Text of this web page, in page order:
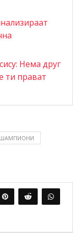
Нема друг
ти прават
ШАМПИОНИ